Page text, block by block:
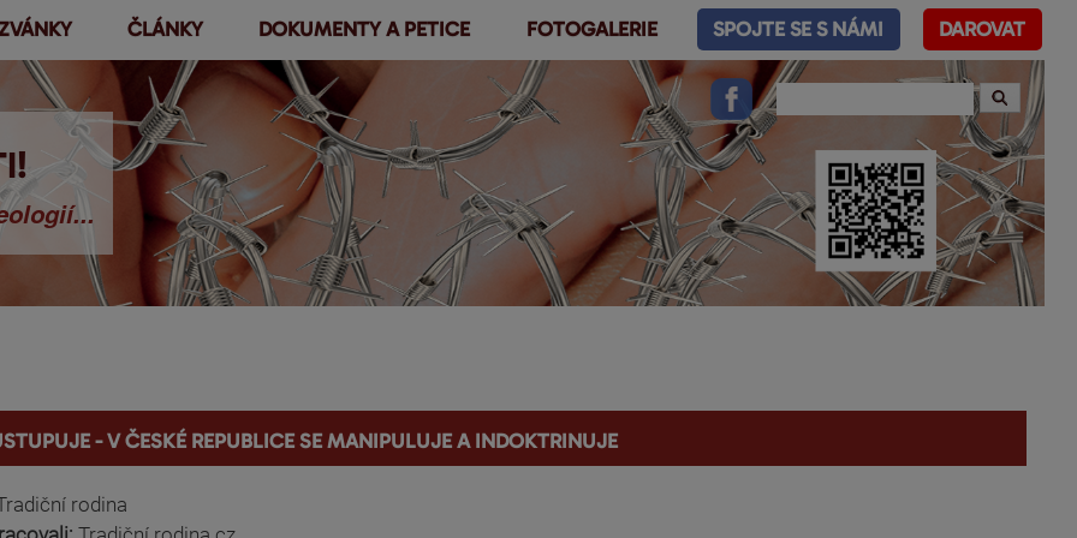
Přejít k
hlavnímu
obsahu
ČLÁNKY DOKUMENTY A PETICE FOTOGALERIE SPOJTE SE S NÁMI DAROVAT
- v České republice se manipuluje a indoktrinuje
rodina